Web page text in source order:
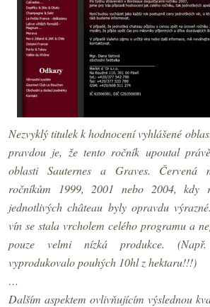
Nezvyklý titulek k hodnocení vyhlášené
pravdou je, že tento ročník upoutal
oblasti Sauternes a Graves. Červená
ročníkům 1999, 2001 nebo 2004, kdy
jednotlivých château byly opravdu
vín se stala vrcholem celého programu a
pouze velmi nízká produkce.
vyprodukovalo pouhých 10hl z hektaru!!!)
…
Dalším aspektem ovlivňujícím výslednou